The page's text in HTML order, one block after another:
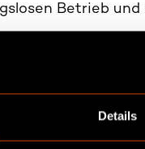
Details
Betrieb
mit
gesetzliche
mehr Flexibilität,